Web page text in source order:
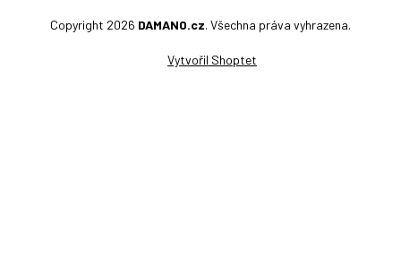
Vytvořil Shoptet
Copyright 2026 DAMANO.cz. Všechna práva vyhrazena.